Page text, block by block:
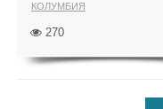
КОЛУМБИЯ
270